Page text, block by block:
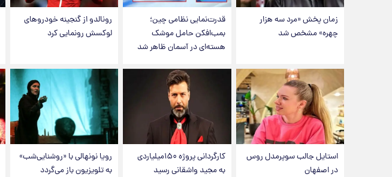
زمان پخش «مرد سه هزار
چهره» مشخص شد
قدرت‌نمایی نظامی چین؛
بمب‌افکن حامل موشک
هسته‌ای در آسمان ظاهر شد
رونالدو از گنجینه خودروهای
لوکسش رونمایی کرد
استایل جالب سوپرمدل روس
در اصفهان
کارگردانی پروژه ۱۵۰میلیاردی
به مجید واشقانی رسید
رویا نونهالی با «روشنایی‌شب»
به تلویزیون باز می‌گردد